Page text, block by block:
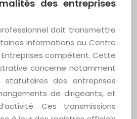
des entreprises
doit transmettre
informations au Centre
compétent. Cette
concerne notamment
statutaires des entreprises
de dirigeants, et
Ces transmissions